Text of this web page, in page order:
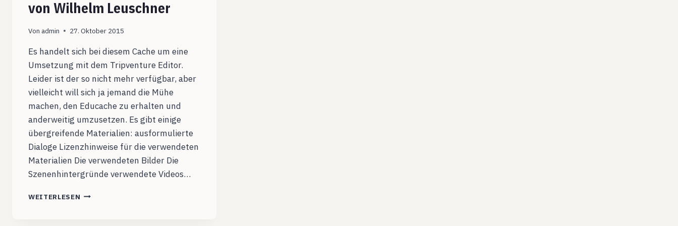
von Wilhelm Leuschner
Von admin 27. Oktober 2015
Es handelt sich bei diesem Cache um eine
Umsetzung mit dem Tripventure Editor.
Leider ist der so nicht mehr verfügbar, aber
vielleicht will sich ja jemand die Mühe
machen, den Educache zu erhalten und
anderweitig umzusetzen. Es gibt einige
übergreifende Materialien: ausformulierte
Dialoge Lizenzhinweise für die verwendeten
Materialien Die verwendeten Bilder Die
Szenenhintergründe verwendete Videos…
WEITERLESEN EDUCACHE: